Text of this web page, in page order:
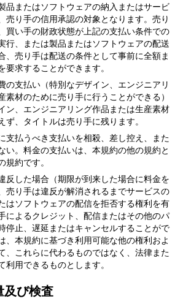
品またはソフトウェアの納入またはサービ
売り手の信用承認の対象となります。売り
買い手の財政状態が上記の支払い条件での
行、または製品またはソフトウェアの配送
、売り手は配送の条件として事前に全額ま
要求することができます。
の支払い（特別なデザイン、エンジニアリ
素材のために売り手に行うことができる）
ン、エンジニアリング作品または生産素材
ず、タイトルは売り手に残ります。
支払うべき支払いを相殺、差し控え、また
い。料金の支払いは、本規約の他の規約と
約です。
反した場合（期限が到来した場合に料金を
売り手は違反が解消されるまでサービスの
はソフトウェアの配信を拒否する権利を有
によるクレジット、配信またはその他のパ
停止、遅延またはキャンセルすることがで
、本規約に基づき利用可能な他の権利およ
、これらに代わるものではなく、法律また
利用できるものとします。
及び検査